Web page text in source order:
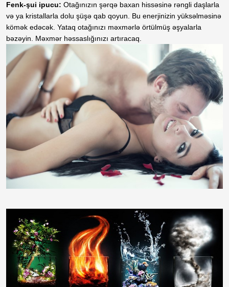
Fenk-şui ipucu: Otağınızın şərqə baxan hissəsinə rəngli daşlarla
və ya kristallarla dolu şüşə qab qoyun. Bu enerjinizin yüksəlməsinə
kömək edəcək. Yataq otağınızı məxmərlə örtülmüş əşyalarla
bəzəyin. Məxmər həssaslığınızı artıracaq.